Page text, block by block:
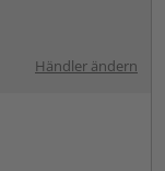
Händler ändern